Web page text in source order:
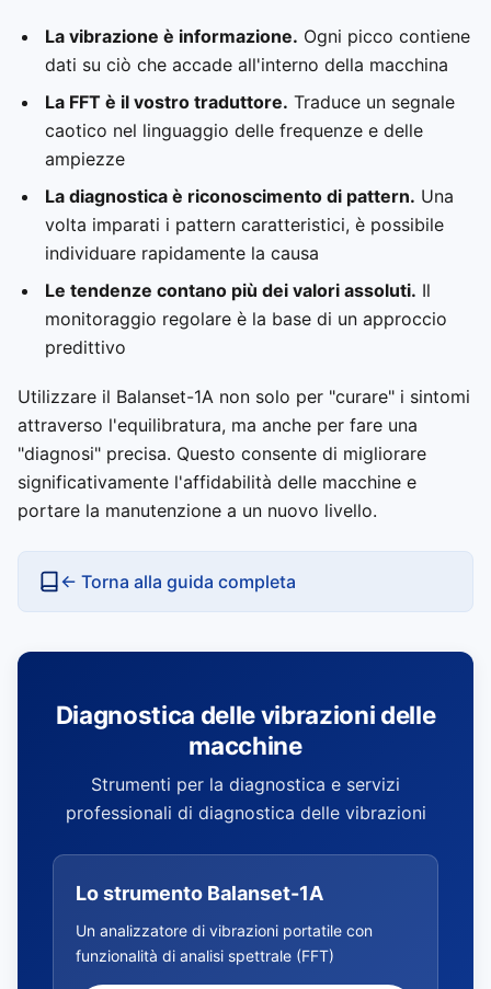
La vibrazione è informazione. Ogni picco contiene
dati su ciò che accade all'interno della macchina
La FFT è il vostro traduttore. Traduce un segnale
caotico nel linguaggio delle frequenze e delle
ampiezze
La diagnostica è riconoscimento di pattern. Una
volta imparati i pattern caratteristici, è possibile
individuare rapidamente la causa
Le tendenze contano più dei valori assoluti. Il
monitoraggio regolare è la base di un approccio
predittivo
Utilizzare il Balanset-1A non solo per "curare" i sintomi
attraverso l'equilibratura, ma anche per fare una
"diagnosi" precisa. Questo consente di migliorare
significativamente l'affidabilità delle macchine e
portare la manutenzione a un nuovo livello.
← Torna alla guida completa
Diagnostica delle vibrazioni delle
macchine
Strumenti per la diagnostica e servizi
professionali di diagnostica delle vibrazioni
Lo strumento Balanset-1A
Un analizzatore di vibrazioni portatile con
funzionalità di analisi spettrale (FFT)